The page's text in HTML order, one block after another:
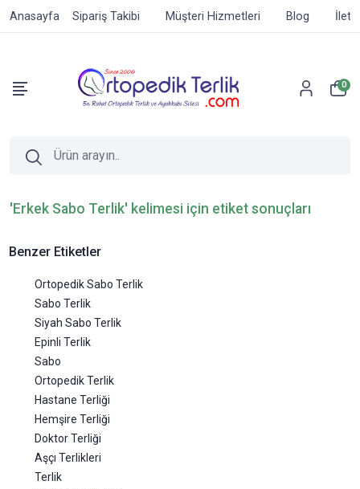
Anasayfa Sipariş Takibi Müşteri Hizmetleri Blog
0
'Erkek Sabo Terlik' kelimesi için etiket sonuçları
Benzer Etiketler
Ortopedik Sabo Terlik
Sabo Terlik
Siyah Sabo Terlik
Epinli Terlik
Sabo
Ortopedik Terlik
Hastane Terliği
Hemşire Terliği
Doktor Terliği
Aşçı Terlikleri
Terlik